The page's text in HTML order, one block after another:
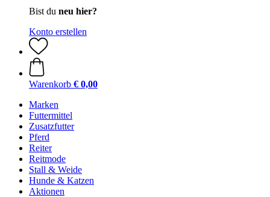
Bist du neu hier?
Konto erstellen
Warenkorb € 0,00
Marken
Futtermittel
Zusatzfutter
Pferd
Reiter
Reitmode
Stall & Weide
Hunde & Katzen
Aktionen